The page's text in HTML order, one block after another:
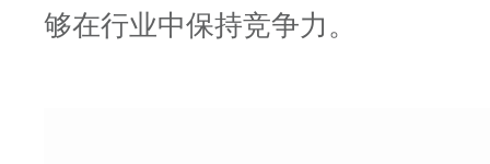
够在行业中保持竞争力。